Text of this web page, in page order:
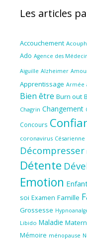
Les articles
Accouchement
Ado Agence des
Aiguille Alzheimer
Apprentissage Armée
Bien être Burn out
Chagrin Changement
Concours
coronavirus Césarienne
Décompresser
Détente
Emotion
soi Examen Famille
Grossesse
Libido Maladie
Mémoire ménopause